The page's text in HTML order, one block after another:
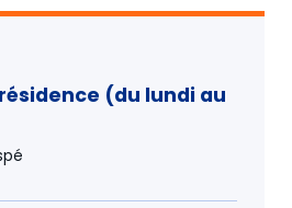
(du lundi au